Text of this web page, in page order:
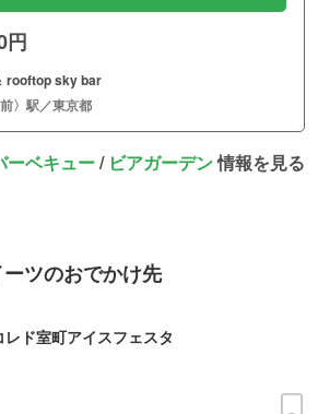
rooftop sky bar
〉駅／東京都
ーベキュー/ ビアガーデン情報を見る
ツのおでかけ先
レド室町アイスフェスタ